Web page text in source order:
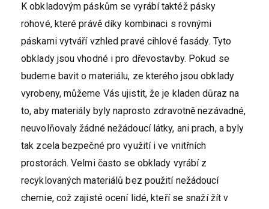
K obkladovým páskům se vyrábí taktéž pásky
rohové, které právě díky kombinaci s rovnými
páskami vytváří vzhled pravé cihlové fasády. Tyto
obklady jsou vhodné i pro dřevostavby. Pokud se
budeme bavit o materiálu, ze kterého jsou obklady
vyrobeny, můžeme Vás ujistit, že je kladen důraz na
to, aby materiály byly naprosto zdravotně nezávadné,
neuvolňovaly žádné nežádoucí látky, ani prach, a byly
tak zcela bezpečné pro využití i ve vnitřních
prostorách. Velmi často se obklady vyrábí z
recyklovaných materiálů bez použití nežádoucí
chemie, což zajisté ocení lidé, kteří se snaží žít v